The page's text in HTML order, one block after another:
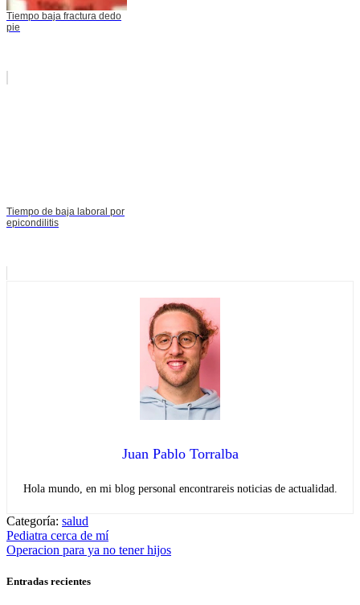
Tiempo baja fractura dedo
pie
Tiempo de baja laboral por
epicondilitis
Juan Pablo Torralba
Hola mundo, en mi blog personal encontrareis noticias de actualidad.
Categoría: salud
Navegación
de
entradas
Entrada
anterior:
Pediatra cerca de mí
Entrada
Operacion para ya no tener hijos
Entradas recientes